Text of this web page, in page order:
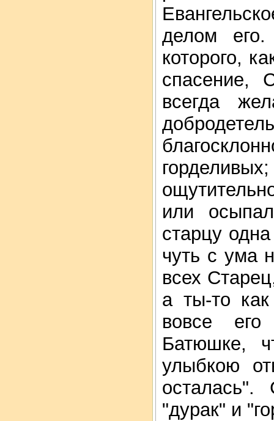
делом
которого,
спасение,
всегда
или
старцу
чуть с ума
всех
а ты-то
вовсе
Батюшке,
улыбкою
"дурак" и